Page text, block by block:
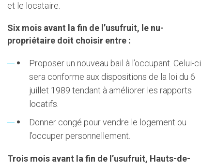
et le locataire.
Six mois avant la fin de l’usufruit, le nu-
propriétaire doit choisir entre :
Proposer un nouveau bail à l’occupant. Celui-ci
sera conforme aux dispositions de la loi du 6
juillet 1989 tendant à améliorer les rapports
locatifs.
Donner congé pour vendre le logement ou
l’occuper personnellement.
Trois mois avant la fin de l’usufruit, Hauts-de-